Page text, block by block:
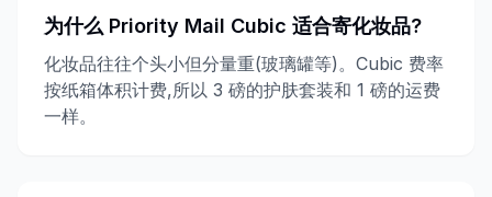
为什么 Priority Mail Cubic 适合寄化妆品?
化妆品往往个头小但分量重(玻璃罐等)。Cubic 费率
按纸箱体积计费,所以 3 磅的护肤套装和 1 磅的运费
一样。